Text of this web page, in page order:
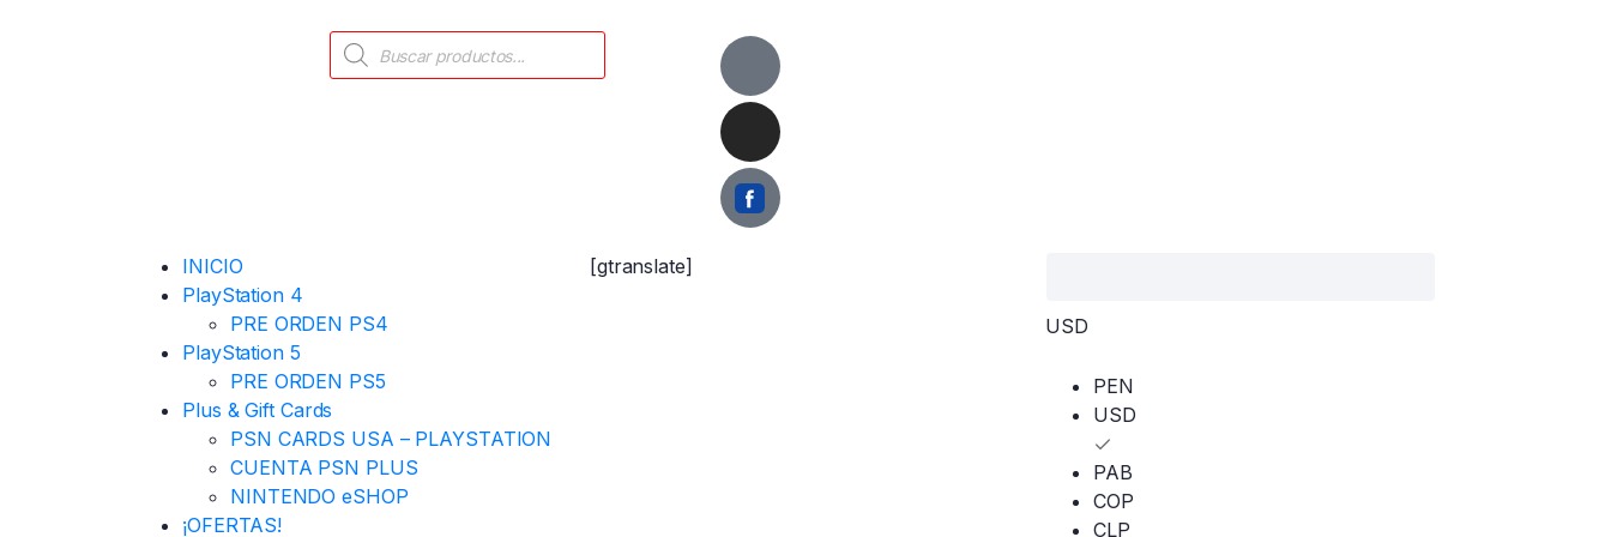
INICIO
PlayStation 4
PRE ORDEN PS4
PlayStation 5
PRE ORDEN PS5
Plus & Gift Cards
PSN CARDS USA – PLAYSTATION
CUENTA PSN PLUS
NINTENDO eSHOP
¡OFERTAS!
[gtranslate]
USD
PEN
USD
PAB
COP
CLP